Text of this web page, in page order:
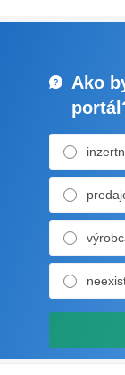
Ako